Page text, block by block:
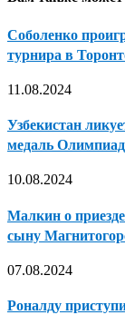
Соболенко
турнира в
11.08.2024
Узбекистан
медаль
10.08.2024
Малкин о
сыну
07.08.2024
Роналду